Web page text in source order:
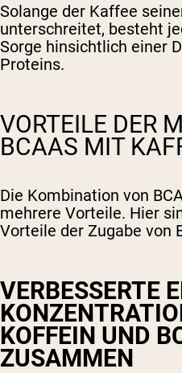
Solange der Kaffee
unterschreitet, besteht
Sorge hinsichtlich einer
Proteins.
VORTEILE DER
BCAAS MIT
Die Kombination von
mehrere Vorteile. Hier
Vorteile der Zugabe von
VERBESSERTE
KOFFEIN UND
ZUSAMMEN